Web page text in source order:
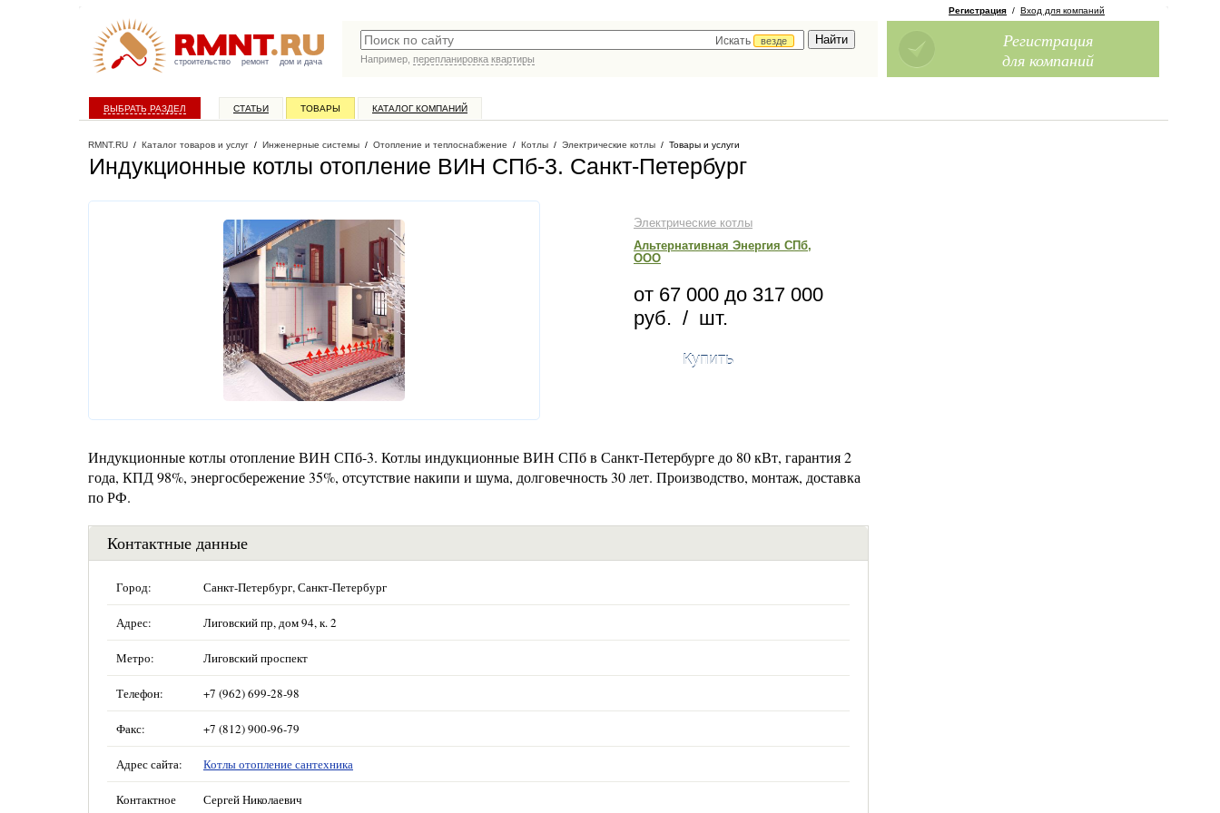
строительство ремонт дом и дача
Искать
везде
Например, перепланировка квартиры
Регистрация / Вход для компаний
Регистрация
для компаний
ВЫБРАТЬ РАЗДЕЛ СТАТЬИ ТОВАРЫ КАТАЛОГ КОМПАНИЙ
RMNT.RU / Каталог товаров и услуг / Инженерные системы / Отопление и теплоснабжение / Котлы / Электрические котлы / Товары и услуги
Индукционные котлы отопление ВИН СПб-3. Санкт-Петербург
Электрические котлы
Альтернативная Энергия СПб,
ООО
от 67 000 до 317 000
руб. / шт.
Купить
Индукционные котлы отопление ВИН СПб-3. Котлы индукционные ВИН СПб в Санкт-Петербурге до 80 кВт, гарантия 2
года, КПД 98%, энергосбережение 35%, отсутствие накипи и шума, долговечность 30 лет. Производство, монтаж, доставка
по РФ.
Контактные данные
Город: Санкт-Петербург, Санкт-Петербург
Адрес: Лиговский пр, дом 94, к. 2
Метро: Лиговский проспект
Телефон: +7 (962) 699-28-98
Факс: +7 (812) 900-96-79
Адрес сайта: Котлы отопление сантехника
Контактное
Сергей Николаевич